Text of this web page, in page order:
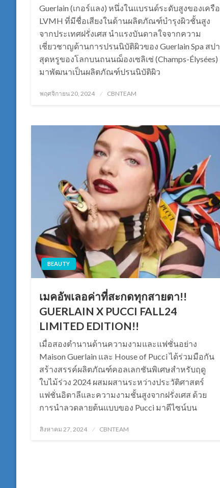
Guerlain (เกอร์แลง) หนึ่งในแบรนด์ระดับสูงของเครือ
LVMH ที่มีชื่อเสียงในด้านผลิตภัณฑ์บำรุงผิวชั้นสูง
จากประเทศฝรั่งเศส นำแรงบันดาลใจจากความ
เชี่ยวชาญด้านการปรนนิบัติผิวของ Guerlain Spa สปา
สุดหรูของโลกบนถนนฌ็องเซลิเซ่ (Champs-Élysées)
มาพัฒนาเป็นผลิตภัณฑ์ปรนนิบัติผิว
Posted
พฤศจิกายน 20, 2024 CBNTEAM
BEAUTY
เมคอัพเลอค่าที่สะกดทุกสายตา!!
GUERLAIN X PUCCI FALL24
LIMITED EDITION!!
เมื่อสองตำนานด้านความงามและแฟชั่นอย่าง
Maison Guerlain และ House of Pucci ได้ร่วมมือกัน
สร้างสรรค์ผลิตภัณฑ์คอลเลกชันพิเศษสำหรับฤดู
ใบไม้ร่วง 2024 ผสมผสานระหว่างประวัติศาสตร์
แฟชั่นอิตาลีและความงามชั้นสูงจากฝรั่งเศส ด้วย
การนำลวดลายต้นแบบของ Pucci มาดีไซน์บน
Posted
สิงหาคม 27, 2024 CBNTEAM